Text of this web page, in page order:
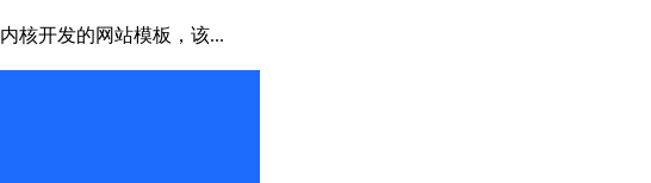
核开发的网站模板，该...